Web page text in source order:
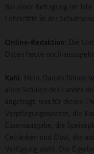
Bei einer Befragung im
Lehrkräfte in der
Online-Redaktion : Die
Daten heute noch
Kahl : Nein. Darum führen
allen Schulen des Landes
abgefragt, was für dieses
Verpflegungssystem, die
Essensausgabe, die
Getränken und Obst, das
Verfügung steht. Die